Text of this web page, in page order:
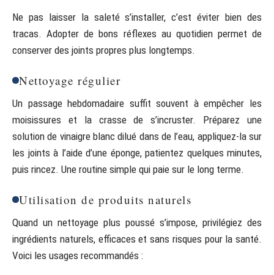
Ne pas laisser la saleté s’installer, c’est éviter bien des
tracas. Adopter de bons réflexes au quotidien permet de
conserver des joints propres plus longtemps.
Nettoyage régulier
Un passage hebdomadaire suffit souvent à empêcher les
moisissures et la crasse de s’incruster. Préparez une
solution de vinaigre blanc dilué dans de l’eau, appliquez-la sur
les joints à l’aide d’une éponge, patientez quelques minutes,
puis rincez. Une routine simple qui paie sur le long terme.
Utilisation de produits naturels
Quand un nettoyage plus poussé s’impose, privilégiez des
ingrédients naturels, efficaces et sans risques pour la santé.
Voici les usages recommandés :